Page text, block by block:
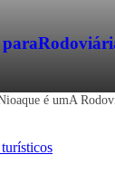
é umA